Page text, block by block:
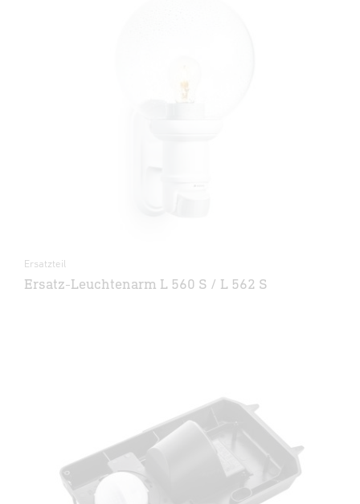
Ersatzteil
Ersatz-Leuchtenarm L 560 S / L 562 S